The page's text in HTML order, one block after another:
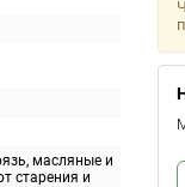
масляные и
старения и